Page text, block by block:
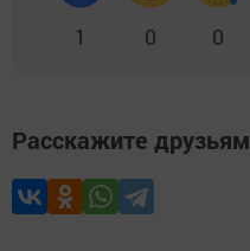
1 0 0
Расскажите друзьям